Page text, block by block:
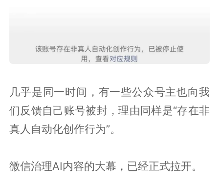
几乎是同一时间，有一些公众号主也向我
们反馈自己账号被封，理由同样是“存在非
真人自动化创作行为”。
微信治理AI内容的大幕，已经正式拉开。